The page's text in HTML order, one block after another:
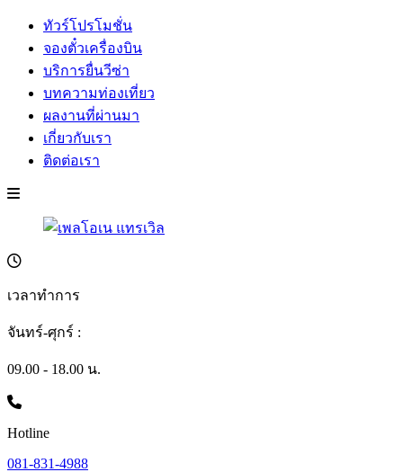
ทัวร์โปรโมชั่น
จองตั๋วเครื่องบิน
บริการยื่นวีซ่า
บทความท่องเที่ยว
ผลงานที่ผ่านมา
เกี่ยวกับเรา
ติดต่อเรา
เวลาทำการ
จันทร์-ศุกร์ :
09.00 - 18.00 น.
Hotline
081-831-4988